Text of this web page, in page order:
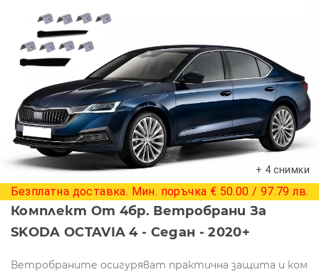
+ 4 снимки
Безплатна доставка. Мин. поръчка € 50.00 / 97.79 лв.
Комплект От 4бр. Ветробрани За
SKODA OCTAVIA 4 - Седан - 2020+
Ветробраните осигуряват практична защита и ком